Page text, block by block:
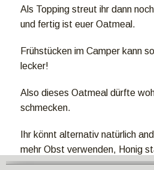
Als Topping streut ihr dann
und fertig ist euer Oatmeal.
Frühstücken im Camper kann
lecker!
Also dieses Oatmeal dürfte
schmecken.
Ihr könnt alternativ natürlich
mehr Obst verwenden, Honig
weiter.